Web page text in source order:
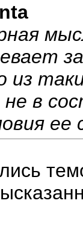
из
в
ее